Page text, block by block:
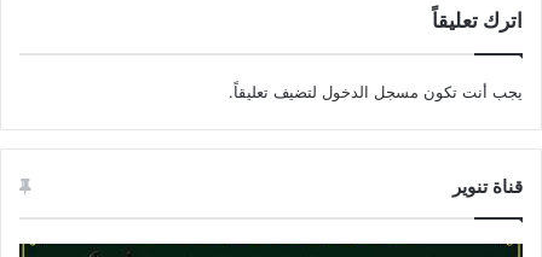
اترك تعليقاً
يجب أنت تكون مسجل الدخول لتضيف تعليقاً.
قناة تنوير